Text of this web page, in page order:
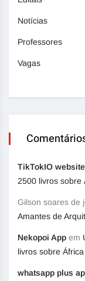
Notícias
Professores
Vagas
TikTokIO website
2500 livros sobre
Gilson soares de
Amantes de
Nekopoi App em
livros sobre
whatsapp plus